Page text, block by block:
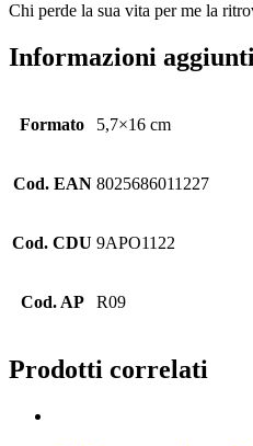
Chi perde la sua vita per me la
Informazioni
Formato 5,7×16 cm
Cod. EAN 8025686011227
Cod. CDU 9APO1122
Cod. AP R09
Prodotti correlati